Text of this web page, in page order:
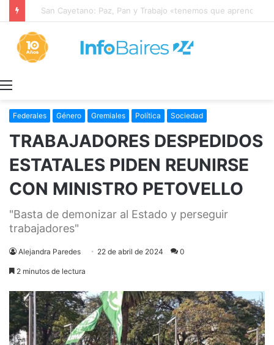
San Cayetano: Paz, Pan y Trabajo «tenemos que aprender a dialogar y a tratarnos bien» Mons. García Cuerva
Federales Género Gremiales Política Sociedad
TRABAJADORES DESPEDIDOS
ESTATALES PIDEN REUNIRSE
CON MINISTRO PETOVELLO
"Basta de demonizar al Estado y perseguir
trabajadores"
Alejandra Paredes 22 de abril de 2024 0
2 minutos de lectura